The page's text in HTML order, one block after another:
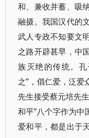
和、兼收并蓄、吸
融摄。我国汉代的
武人专政不知要文
之路开辟甚早，中
族灭绝的传统。
之”，倡仁爱，泛爱
先生接受蔡元培先
和平”八个字作为中
爱和平，都是出于